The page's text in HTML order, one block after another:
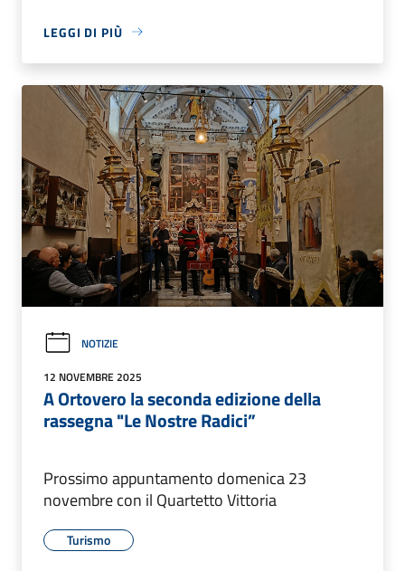
LEGGI DI PIÙ
NOTIZIE
12 NOVEMBRE 2025
A Ortovero la seconda edizione della
rassegna "Le Nostre Radici”
Prossimo appuntamento domenica 23
novembre con il Quartetto Vittoria
Turismo